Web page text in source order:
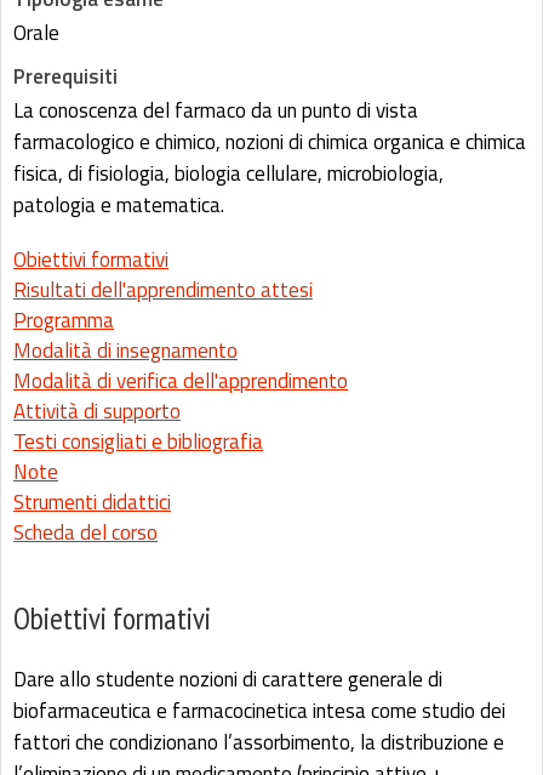
Orale
Prerequisiti
La conoscenza del farmaco da un punto di vista
farmacologico e chimico, nozioni di chimica organica e chimica
fisica, di fisiologia, biologia cellulare, microbiologia,
patologia e matematica.
Obiettivi formativi
Risultati dell'apprendimento attesi
Programma
Modalità di insegnamento
Modalità di verifica dell'apprendimento
Attività di supporto
Testi consigliati e bibliografia
Note
Strumenti didattici
Scheda del corso
Obiettivi formativi
Dare allo studente nozioni di carattere generale di
biofarmaceutica e farmacocinetica intesa come studio dei
fattori che condizionano l’assorbimento, la distribuzione e